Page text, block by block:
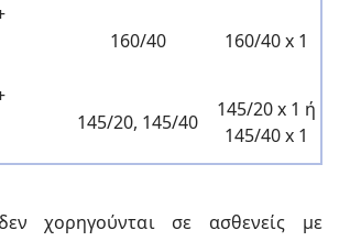
160/40 160/40 x 1
145/20, 145/40
145/20 x 1 ή
145/40 x 1
χορηγούνται σε ασθενείς με